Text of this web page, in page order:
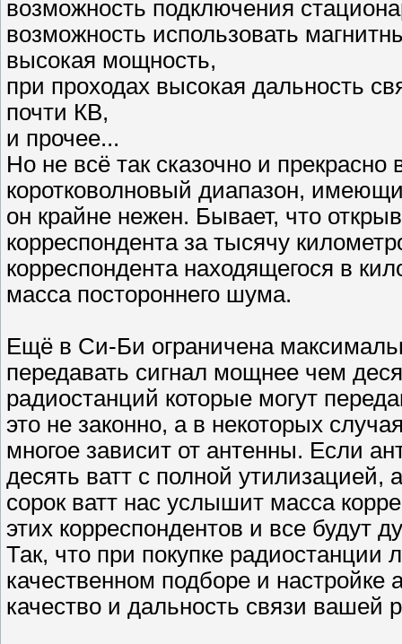
возможность подключения
возможность использовать
высокая мощность,
при проходах высокая дальность
почти КВ,
и прочее...
Но не всё так сказочно и
коротковолновый диапазон,
он крайне нежен. Бывает, что
корреспондента за тысячу
корреспондента находящегося в
масса постороннего шума.
Ещё в Си-Би ограничена
передавать сигнал мощнее чем
радиостанций которые могут
это не законно, а в некоторых
многое зависит от антенны. Если
десять ватт с полной утилизацией,
сорок ватт нас услышит масса
этих корреспондентов и все будут
Так, что при покупке радиостанции
качественном подборе и настройке
качество и дальность связи вашей